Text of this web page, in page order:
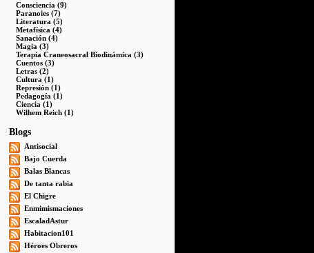
Consciencia (9)
Paranoies (7)
Literatura (5)
Metafísica (4)
Sanación (4)
Magia (3)
Terapia Craneosacral Biodinámica (3)
Cuentos (3)
Letras (2)
Cultura (1)
Represión (1)
Pedagogía (1)
Ciencia (1)
Wilhem Reich (1)
Blogs
Antisocial
Bajo Cuerda
Balas Blancas
De tanta rabia
El Chigre
Enmimismaciones
EscaladAstur
Habitacion101
Héroes Obreros